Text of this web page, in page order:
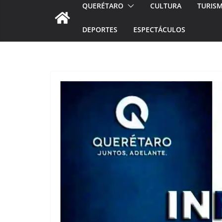
QUERÉTARO CULTURA
DEPORTES ESPECTÁCULOS